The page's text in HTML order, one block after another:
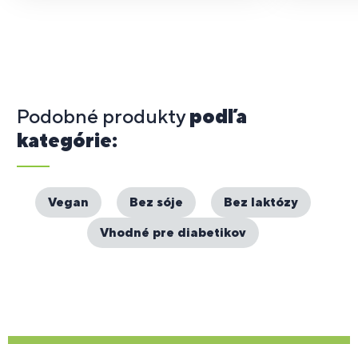
Podobné produktypodľa
kategórie:
Vegan Bez sóje
Bez laktózy
Vhodné pre diabetikov